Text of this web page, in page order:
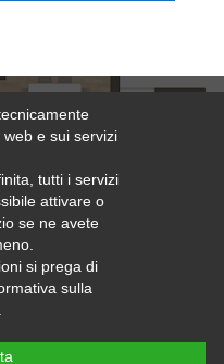
gratuito
Privacy
Contatti
e sui servizi
tutti i servizi
attivare o
se ne avete
si prega di
sulla